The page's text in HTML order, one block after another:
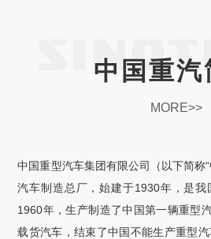
中国重汽
MORE>>
中国重型汽车集团有限公司（以下简称
汽车制造总厂，始建于1930年，是我
1960年，生产制造了中国第一辆重
载货汽车，结束了中国不能生产重型